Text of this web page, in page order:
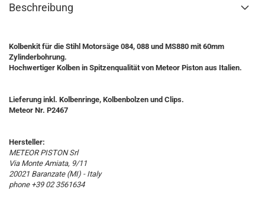
Beschreibung
Kolbenkit für die Stihl Motorsäge 084, 088 und MS880 mit 60mm
Zylinderbohrung.
Hochwertiger Kolben in Spitzenqualität von Meteor Piston aus Italien.
Lieferung inkl. Kolbenringe, Kolbenbolzen und Clips.
Meteor Nr. P2467
Hersteller:
METEOR PISTON Srl
Via Monte Amiata, 9/11
20021 Baranzate (MI) - Italy
phone +39 02 3561634